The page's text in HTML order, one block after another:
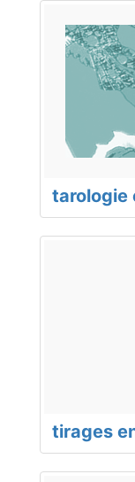
tarologie
tirages